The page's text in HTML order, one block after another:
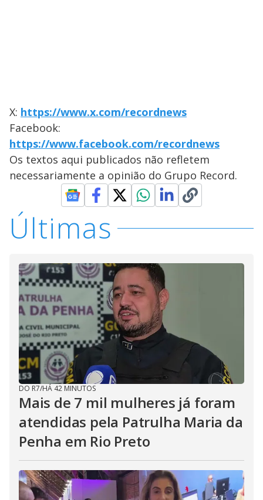
X: https://www.x.com/recordnews
Facebook:
https://www.facebook.com/recordnews
Os textos aqui publicados não refletem
necessariamente a opinião do Grupo Record.
Últimas
DO R7/HÁ 42 MINUTOS
Mais de 7 mil mulheres já foram
atendidas pela Patrulha Maria da
Penha em Rio Preto